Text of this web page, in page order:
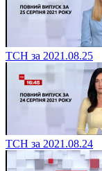
ТСН за 2021.08.25
ТСН за 2021.08.24